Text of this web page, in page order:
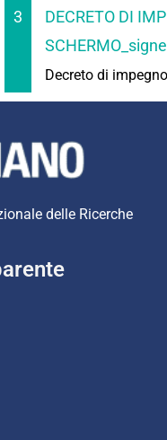
3
DECRETO DI
Decreto di impegno
delle Ricerche